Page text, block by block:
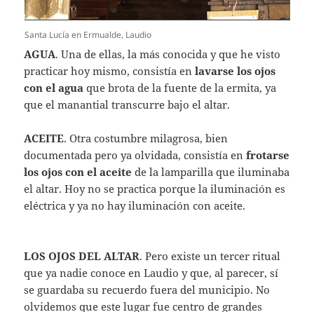
Santa Lucía en Ermualde, Laudio
AGUA. Una de ellas, la más conocida y que he visto
practicar hoy mismo, consistía enlavarse los ojos
con el agua que brota de la fuente de la ermita, ya
que el manantial transcurre bajo el altar.
ACEITE. Otra costumbre milagrosa, bien
documentada pero ya olvidada, consistía enfrotarse
los ojos con el aceite de la lamparilla que iluminaba
el altar. Hoy no se practica porque la iluminación es
eléctrica y ya no hay iluminación con aceite.
LOS OJOS DEL ALTAR. Pero existe un tercer ritual
que ya nadie conoce en Laudio y que, al parecer, sí
se guardaba su recuerdo fuera del municipio. No
olvidemos que este lugar fue centro de grandes